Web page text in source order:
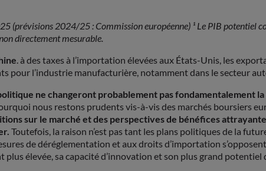
(prévisions 2024/25 : Commission européenne) ¹ Le PIB potentiel
directement mesurable.
. à des taxes à l’importation élevées aux États-Unis, les
pour l’industrie manufacturière, notamment dans le secteur
ne changeront probablement pas fondamentalement
nous restons prudents vis-à-vis des marchés boursiers
sur le marché et des perspectives de bénéfices
Toutefois, la raison n’est pas tant les plans politiques de la
de déréglementation et aux droits d’importation
élevée, sa capacité d’innovation et son plus grand potentiel